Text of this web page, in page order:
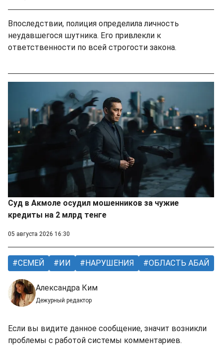
Впоследствии, полиция определила личность
неудавшегося шутника. Его привлекли к
ответственности по всей строгости закона.
Суд в Акмоле осудил мошенников за чужие
кредиты на 2 млрд тенге
05 августа 2026 16:30
СЕМЕЙ ИИ НАРУШЕНИЯ ОБЛАСТЬ АБАЙ
Александра Ким
Дежурный редактор
Если вы видите данное сообщение, значит возникли
проблемы с работой системы комментариев.